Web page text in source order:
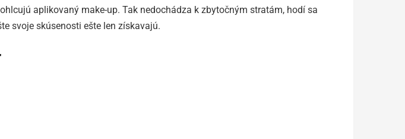
aplikovaný make-up. Tak nedochádza k zbytočným stratám, hodí sa
svoje skúsenosti ešte len získavajú.